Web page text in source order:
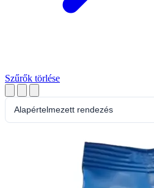
Szűrők törlése